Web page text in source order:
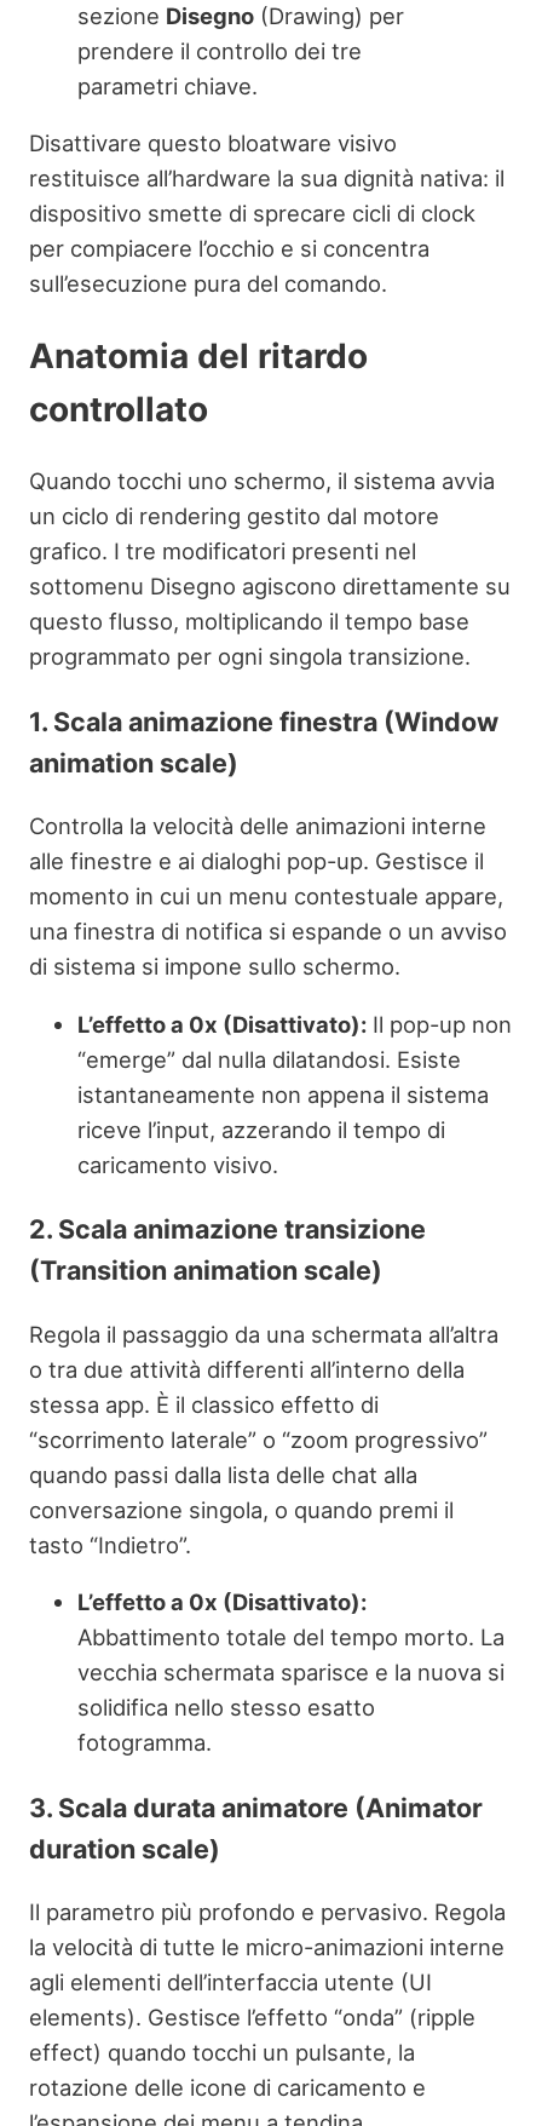
sezione Disegno (Drawing) per
prendere il controllo dei tre
parametri chiave.
Disattivare questo bloatware visivo
restituisce all’hardware la sua dignità nativa: il
dispositivo smette di sprecare cicli di clock
per compiacere l’occhio e si concentra
sull’esecuzione pura del comando.
Anatomia del ritardo
controllato
Quando tocchi uno schermo, il sistema avvia
un ciclo di rendering gestito dal motore
grafico. I tre modificatori presenti nel
sottomenu Disegno agiscono direttamente su
questo flusso, moltiplicando il tempo base
programmato per ogni singola transizione.
1. Scala animazione finestra (Window
animation scale)
Controlla la velocità delle animazioni interne
alle finestre e ai dialoghi pop-up. Gestisce il
momento in cui un menu contestuale appare,
una finestra di notifica si espande o un avviso
di sistema si impone sullo schermo.
L’effetto a 0x (Disattivato): Il pop-up non
“emerge” dal nulla dilatandosi. Esiste
istantaneamente non appena il sistema
riceve l’input, azzerando il tempo di
caricamento visivo.
2. Scala animazione transizione
(Transition animation scale)
Regola il passaggio da una schermata all’altra
o tra due attività differenti all’interno della
stessa app. È il classico effetto di
“scorrimento laterale” o “zoom progressivo”
quando passi dalla lista delle chat alla
conversazione singola, o quando premi il
tasto “Indietro”.
L’effetto a 0x (Disattivato):
Abbattimento totale del tempo morto. La
vecchia schermata sparisce e la nuova si
solidifica nello stesso esatto
fotogramma.
3. Scala durata animatore (Animator
duration scale)
Il parametro più profondo e pervasivo. Regola
la velocità di tutte le micro-animazioni interne
agli elementi dell’interfaccia utente (UI
elements). Gestisce l’effetto “onda” (ripple
effect) quando tocchi un pulsante, la
rotazione delle icone di caricamento e